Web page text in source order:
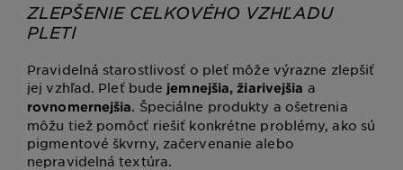
ZLEPŠENIE CELKOVÉHO VZHĽADU
PLETI
Pravidelná starostlivosť o pleť môže výrazne zlepšiť
jej vzhľad. Pleť bude jemnejšia, žiarivejšia a
rovnomernejšia. Špeciálne produkty a ošetrenia
môžu tiež pomôcť riešiť konkrétne problémy, ako sú
pigmentové škvrny, začervenanie alebo
nepravidelná textúra.